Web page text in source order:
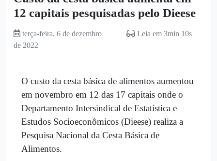
12 capitais pesquisadas pelo Dieese
terça-feira, 6 de dezembro
de 2022
Leia em 3min 10s
O custo da cesta básica de alimentos aumentou
em novembro em 12 das 17 capitais onde o
Departamento Intersindical de Estatística e
Estudos Socioeconômicos (Dieese) realiza a
Pesquisa Nacional da Cesta Básica de
Alimentos.